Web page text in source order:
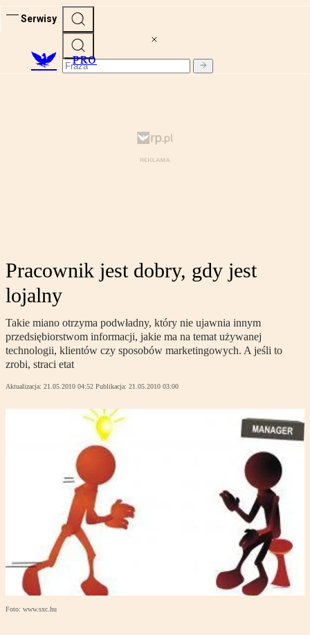
Serwisy
PRO
Pracownik jest dobry, gdy jest
lojalny
Takie miano otrzyma podwładny, który nie ujawnia innym
przedsiębiorstwom informacji, jakie ma na temat używanej
technologii, klientów czy sposobów marketingowych. A jeśli to
zrobi, straci etat
Aktualizacja: 21.05.2010 04:52 Publikacja: 21.05.2010 03:00
Foto: www.sxc.hu